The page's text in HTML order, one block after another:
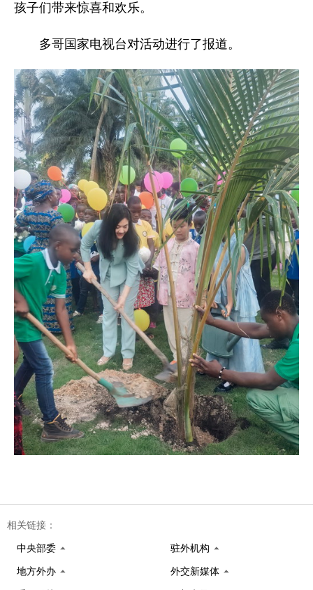
孩子们带来惊喜和欢乐。
多哥国家电视台对活动进行了报道。
相关链接：
中央部委 驻外机构
地方外办 外交新媒体